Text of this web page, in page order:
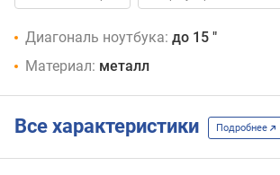
Диагональ ноутбука: до 15 "
Материал: металл
Все характеристики Подробнее